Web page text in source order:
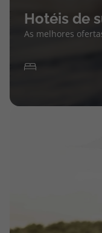
Hotéis de
As melhores